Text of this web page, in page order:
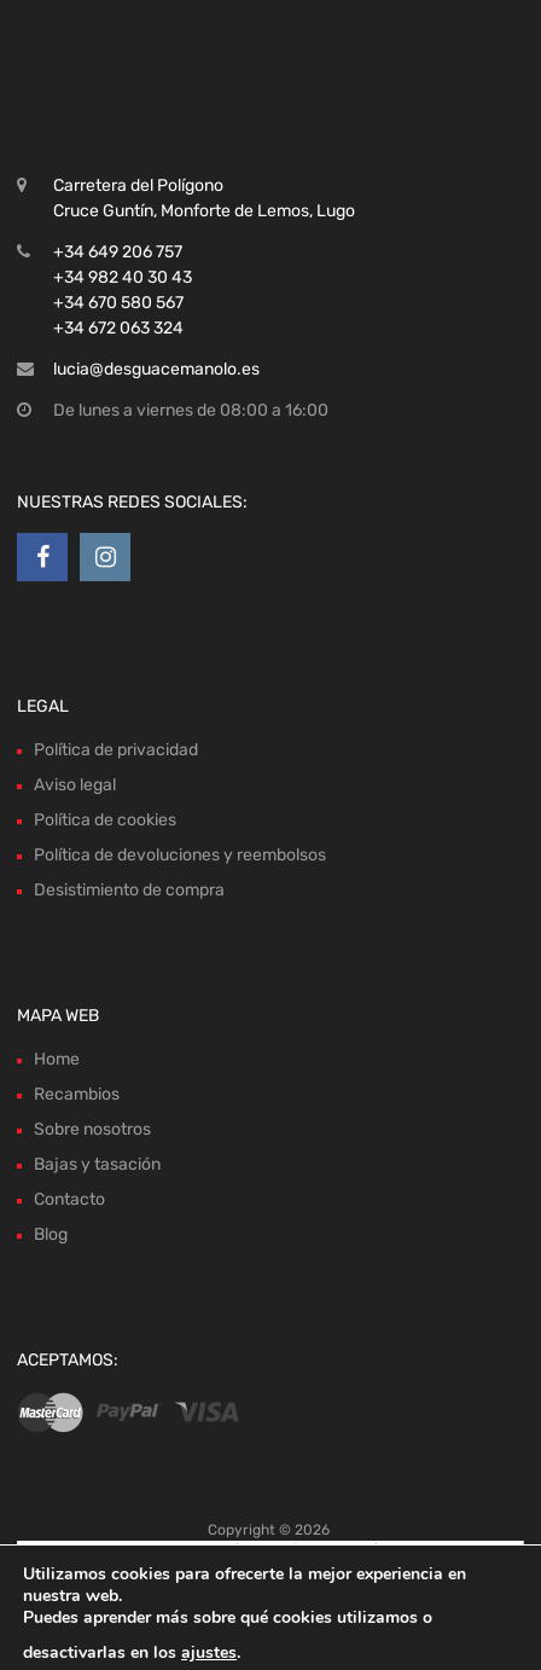
Carretera del Polígono
Cruce Guntín, Monforte de Lemos, Lugo
+34 649 206 757
+34 982 40 30 43
+34 670 580 567
+34 672 063 324
lucia@desguacemanolo.es
De lunes a viernes de 08:00 a 16:00
NUESTRAS REDES SOCIALES:
LEGAL
Política de privacidad
Aviso legal
Política de cookies
Política de devoluciones y reembolsos
Desistimiento de compra
MAPA WEB
Home
Recambios
Sobre nosotros
Bajas y tasación
Contacto
Blog
ACEPTAMOS:
Copyright © 2026
Utilizamos cookies para ofrecerte la mejor experiencia en
nuestra web.
Puedes aprender más sobre qué cookies utilizamos o
desactivarlas en los ajustes.